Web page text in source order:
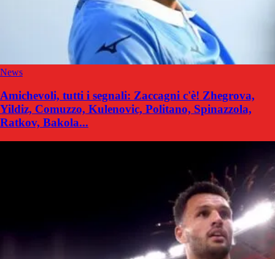
News
Amichevoli, tutti i segnali: Zaccagni c'è! Zhegrova,
Yildiz, Comuzzo, Kulenovic, Politano, Spinazzola,
Ratkov, Bakola...